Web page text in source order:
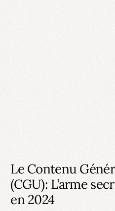
Le Contenu
(CGU): L’arme
en 2024